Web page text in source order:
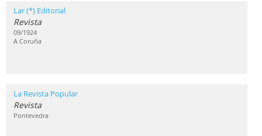
Lar (*) Editorial
Revista
09/1924
A Coruña
La Revista Popular
Revista
Pontevedra